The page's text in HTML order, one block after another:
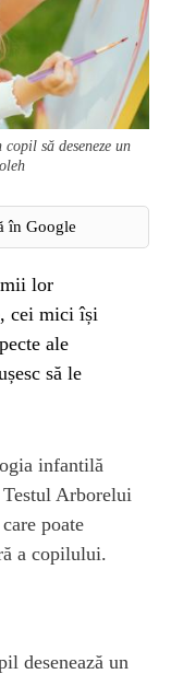
să deseneze un
în Google
lor
cei mici își
ale
să le
infantilă
Testul Arborelui
poate
a copilului.
desenează un